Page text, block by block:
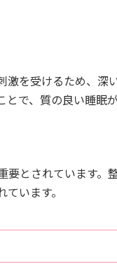
激を受けるため、深
で、質の良い睡眠
とされています。
います。